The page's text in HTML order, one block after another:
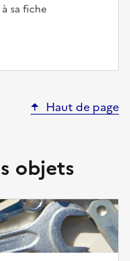
sa fiche
Haut de page
objets